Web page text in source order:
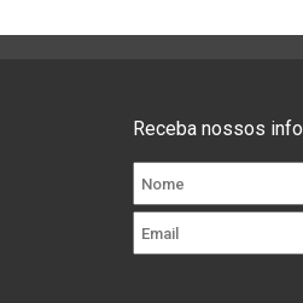
Receba nossos